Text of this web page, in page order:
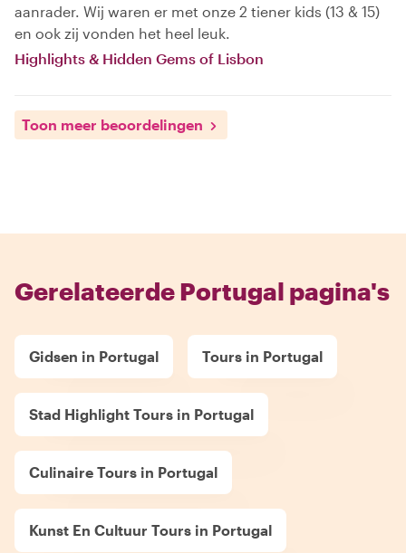
aanrader. Wij waren er met onze 2 tiener kids (13 & 15)
en ook zij vonden het heel leuk.
Highlights & Hidden Gems of Lisbon
Toon meer beoordelingen
Gerelateerde Portugal pagina's
Gidsen in Portugal Tours in Portugal
Stad Highlight Tours in Portugal
Culinaire Tours in Portugal
Kunst En Cultuur Tours in Portugal